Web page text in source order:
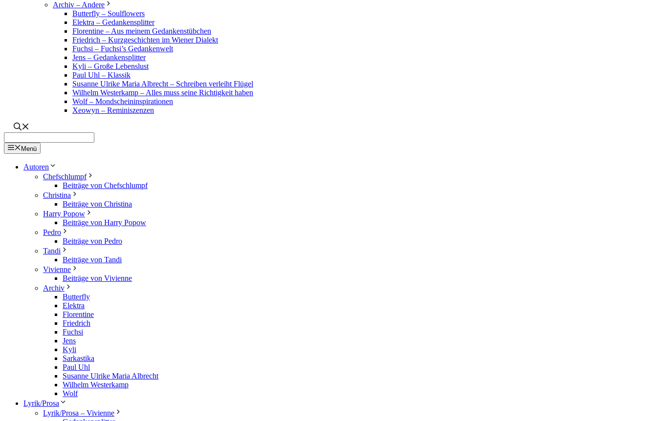
Archiv – Andere
Butterfly – Soulflowers
Elektra – Gedankensplitter
Florentine – Aus meinem Gedankenstübchen
Friedrich – Kurzgeschichten im Wiener Dialekt
Fuchsi – Fuchsi’s Gedankenwelt
Jens – Gedankensplitter
Kyli – Große Lebenslust
Paul Uhl – Klassik
Susanne Ulrike Maria Albrecht – Schreiben verleiht Flügel
Wilhelm Westerkamp – Alles muss seine Richtigkeit haben
Wolf – Mondscheininspirationen
Xeowyn – Reminiszenzen
Menü
Autoren
Chefschlumpf
Beiträge von Chefschlumpf
Christina
Beiträge von Christina
Harry Popow
Beiträge von Harry Popow
Pedro
Beiträge von Pedro
Tandi
Beiträge von Tandi
Vivienne
Beiträge von Vivienne
Archiv
Butterfly
Elektra
Florentine
Friedrich
Fuchsi
Jens
Kyli
Sarkastika
Paul Uhl
Susanne Ulrike Maria Albrecht
Wilhelm Westerkamp
Wolf
Lyrik/Prosa
Lyrik/Prosa – Vivienne